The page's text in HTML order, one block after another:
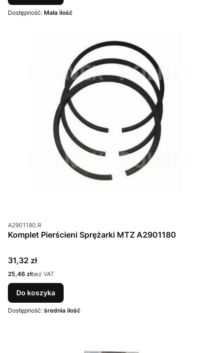
Dostępność: Mała ilość
Kod produktu
A2901180.R
Komplet Pierścieni Sprężarki MTZ A2901180
Cena
31,32 zł
Cena
25,46 złbez VAT
Do koszyka
Dostępność: średnia ilość